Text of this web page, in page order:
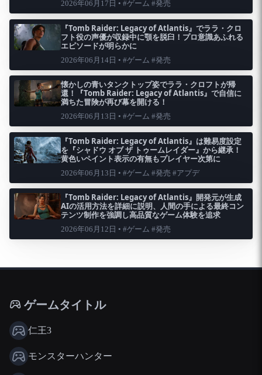
2026年06月17日 • #ゲーム #発売
『Tomb Raider: Legacy of Atlantis』でララ・クロ
フト役の声優が収録中に顎を脱臼！プロ意識あふれる
エピソードが明らかに
2026年06月14日 • #ゲーム #発売
懐かしの青いタンクトップ姿でララ・クロフトが帰
還！『Tomb Raider: Legacy of Atlantis』で自信に
満ちた冒険が再び幕を開ける！
2026年06月13日 • #ゲーム #発売
『Tomb Raider: Legacy of Atlantis』は難易度設定
を『シャドウ オブ ザ トゥームレイダー』から継承！
黄色いペイント表示の有無もプレイヤー次第に
2026年06月13日 • #ゲーム #発売 #アプデ
『Tomb Raider: Legacy of Atlantis』開発元が生成
AIの活用方法を詳細に説明、人間の手による最終コン
テンツ制作を強調し高品質なゲーム体験を追求
2026年06月12日 • #ゲーム #発売
ゲームタイトル
仁王3
モンスターハンター